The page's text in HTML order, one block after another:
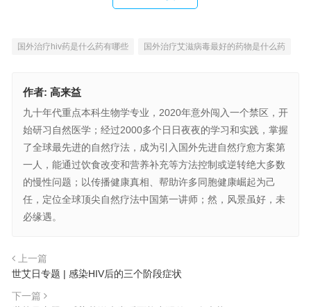
国外治疗hiv药是什么药有哪些 国外治疗艾滋病毒最好的药物是什么药
作者: 高来益
九十年代重点本科生物学专业，2020年意外闯入一个禁区，开
始研习自然医学；经过2000多个日日夜夜的学习和实践，掌握
了全球最先进的自然疗法，成为引入国外先进自然疗愈方案第
一人，能通过饮食改变和营养补充等方法控制或逆转绝大多数
的慢性问题；以传播健康真相、帮助许多同胞健康崛起为己
任，定位全球顶尖自然疗法中国第一讲师；然，风景虽好，未
必缘遇。
上一篇
世艾日专题 | 感染HIV后的三个阶段症状
下一篇